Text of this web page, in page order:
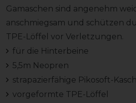
Gamaschen sind angenehm
anschmiegsam und schützen
TPE-Löffel vor Verletzungen.
für die Hinterbeine
5,5m Neopren
strapazierfähige Pikosoft-
vorgeformte TPE-Löffel